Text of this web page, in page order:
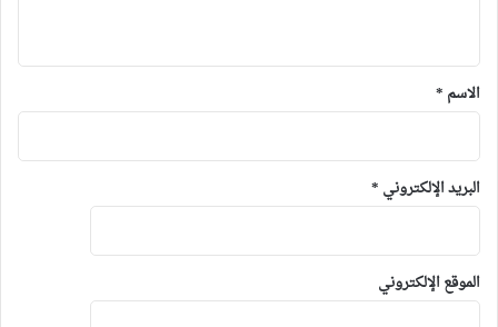
الاسم *
البريد الإلكتروني *
الموقع الإلكتروني